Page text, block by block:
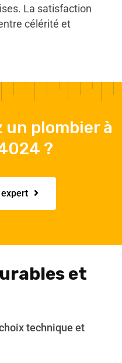
La satisfaction
célérité et
plombier à
?
et
technique et